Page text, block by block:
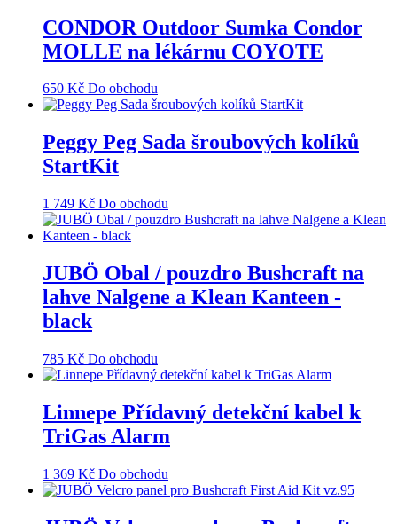
CONDOR Outdoor Sumka Condor
MOLLE na lékárnu COYOTE
650 Kč Do obchodu
Peggy Peg Sada šroubových kolíků
StartKit
1 749 Kč Do obchodu
JUBÖ Obal / pouzdro Bushcraft na
lahve Nalgene a Klean Kanteen -
black
785 Kč Do obchodu
Linnepe Přídavný detekční kabel k
TriGas Alarm
1 369 Kč Do obchodu